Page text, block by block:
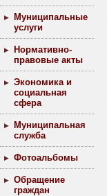
Муниципальные
услуги
Нормативно-
правовые акты
Экономика и
социальная
сфера
Муниципальная
служба
Фотоальбомы
Обращение
граждан